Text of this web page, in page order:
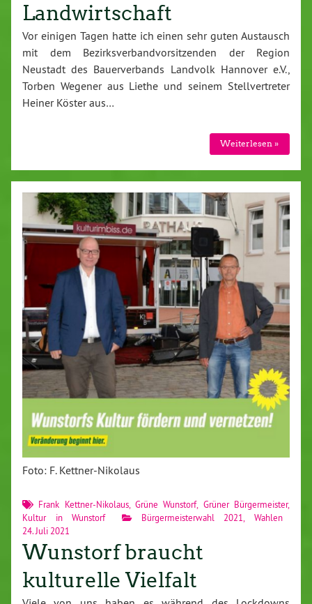
Landwirtschaft
Vor einigen Tagen hatte ich einen sehr guten Austausch
mit dem Bezirksverbandvorsitzenden der Region
Neustadt des Bauerverbands Landvolk Hannover e.V.,
Torben Wegener aus Liethe und seinem Stellvertreter
Heiner Köster aus…
Weiterlesen »
Foto: F. Kettner-Nikolaus
Frank Kettner-Nikolaus,Grüne Wunstorf, Grüner Bürgermeister,
Kultur in Wunstorf
Bürgermeisterwahl 2021 ,Wahlen
24. Juli 2021
Wunstorf braucht
kulturelle Vielfalt